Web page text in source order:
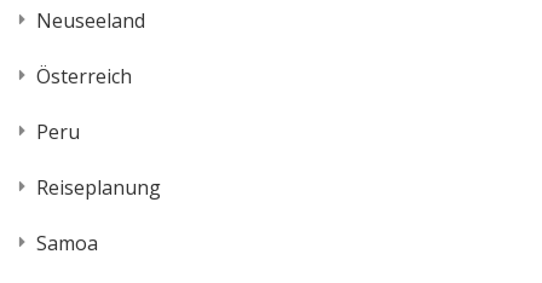
Neuseeland
Österreich
Peru
Reiseplanung
Samoa